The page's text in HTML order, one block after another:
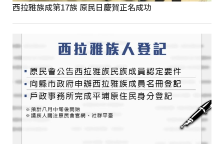
西拉雅族成第17族 原民日慶賀正名成功